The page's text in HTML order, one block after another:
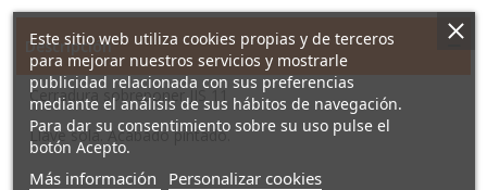
Descripción
Cerradura sobreponer JIS 11
Llave sola. Acabado pintado.
Este sitio web utiliza cookies propias y de terceros
para mejorar nuestros servicios y mostrarle
publicidad relacionada con sus preferencias
mediante el análisis de sus hábitos de navegación.
Para dar su consentimiento sobre su uso pulse el
botón Acepto.
Más información
sobre
Personalizar cookies